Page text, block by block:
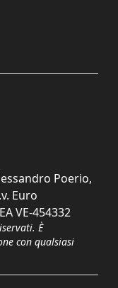
Poerio,
Euro
VE-454332
È
con qualsiasi